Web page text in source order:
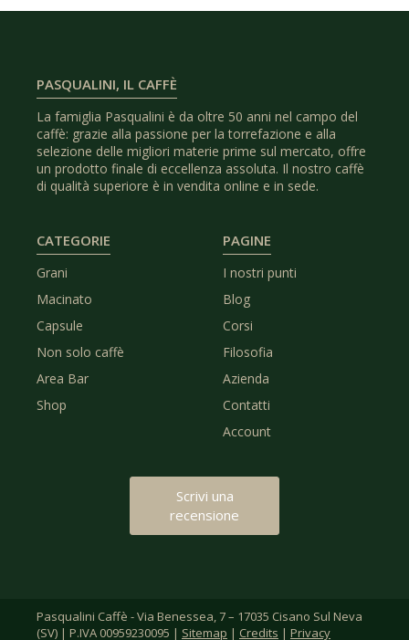
PASQUALINI, IL CAFFÈ
La famiglia Pasqualini è da oltre 50 anni nel campo del
caffè: grazie alla passione per la torrefazione e alla
selezione delle migliori materie prime sul mercato, offre
un prodotto finale di eccellenza assoluta. Il nostro caffè
di qualità superiore è in vendita online e in sede.
CATEGORIE
Grani
Macinato
Capsule
Non solo caffè
Area Bar
Shop
PAGINE
I nostri punti
Blog
Corsi
Filosofia
Azienda
Contatti
Account
Scrivi una
recensione
Pasqualini Caffè - Via Benessea, 7 – 17035 Cisano Sul Neva
(SV) | P.IVA 00959230095 | Sitemap | Credits | Privacy